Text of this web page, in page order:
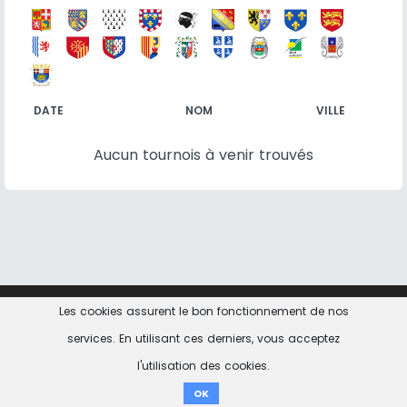
DATE NOM VILLE
Aucun tournois à venir trouvés
Les cookies assurent le bon fonctionnement de nos
services. En utilisant ces derniers, vous acceptez
l'utilisation des cookies.
OK